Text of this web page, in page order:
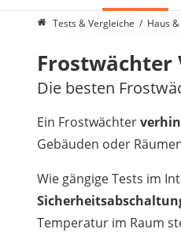
Die beliebtesten
Außenleuchte mit
Ozongenerator
Powerbank
Smart-Home-
Schlüsseltresor
Regendusche
Reizstromgerät
Infrarot-Thermometer
GPS-Tracker
Tests & Vergleiche Haus
Frostwächter
Die besten
Ein Frostwächter
Gebäuden oder
Wie gängige Tests im
Temperatur im Raum